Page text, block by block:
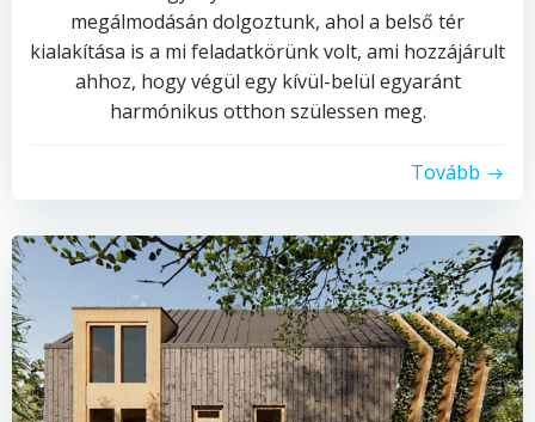
megálmodásán dolgoztunk, ahol a belső tér
kialakítása is a mi feladatkörünk volt, ami hozzájárult
ahhoz, hogy végül egy kívül-belül egyaránt
harmónikus otthon szülessen meg.
Tovább